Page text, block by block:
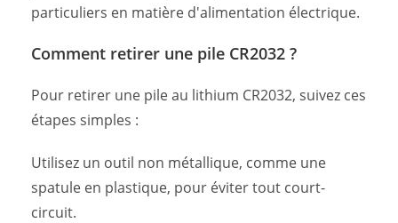
particuliers en matière d'alimentation électrique.
Comment retirer une pile CR2032 ?
Pour retirer une pile au lithium CR2032, suivez ces
étapes simples :
Utilisez un outil non métallique, comme une
spatule en plastique, pour éviter tout court-
circuit.